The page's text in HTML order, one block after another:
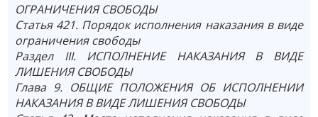
ОГРАНИЧЕНИЯ СВОБОДЫ
Статья 421. Порядок исполнения наказания в виде
ограничения свободы
Раздел III. ИСПОЛНЕНИЕ НАКАЗАНИЯ В ВИДЕ
ЛИШЕНИЯ СВОБОДЫ
Глава 9. ОБЩИЕ ПОЛОЖЕНИЯ ОБ ИСПОЛНЕНИИ
НАКАЗАНИЯ В ВИДЕ ЛИШЕНИЯ СВОБОДЫ